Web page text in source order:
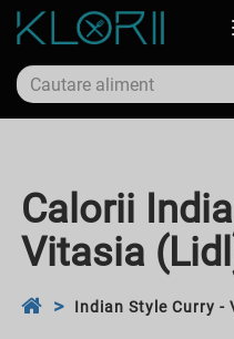
Calorii
Vitasia
Indian Style Curry -